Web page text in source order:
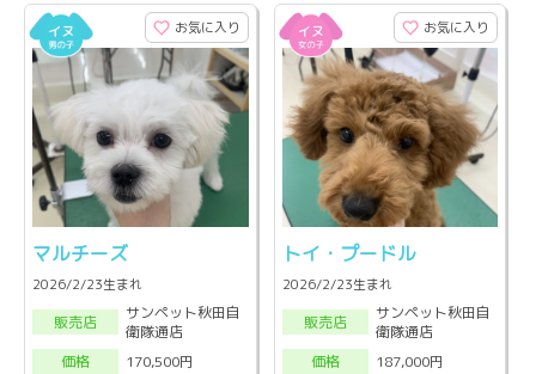
お気に入り
マルチーズ
2026/2/23生まれ
販売店
サンペット秋田自
衛隊通店
価格
170,500円
お気に入り
トイ・プードル
2026/2/23生まれ
販売店
サンペット秋田自
衛隊通店
価格
187,000円